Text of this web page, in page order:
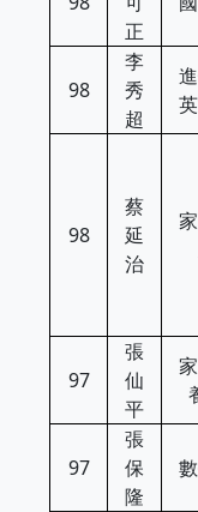
正
98
李
秀
超
98
蔡
延
治
97
張
仙
平
97
張
保
隆